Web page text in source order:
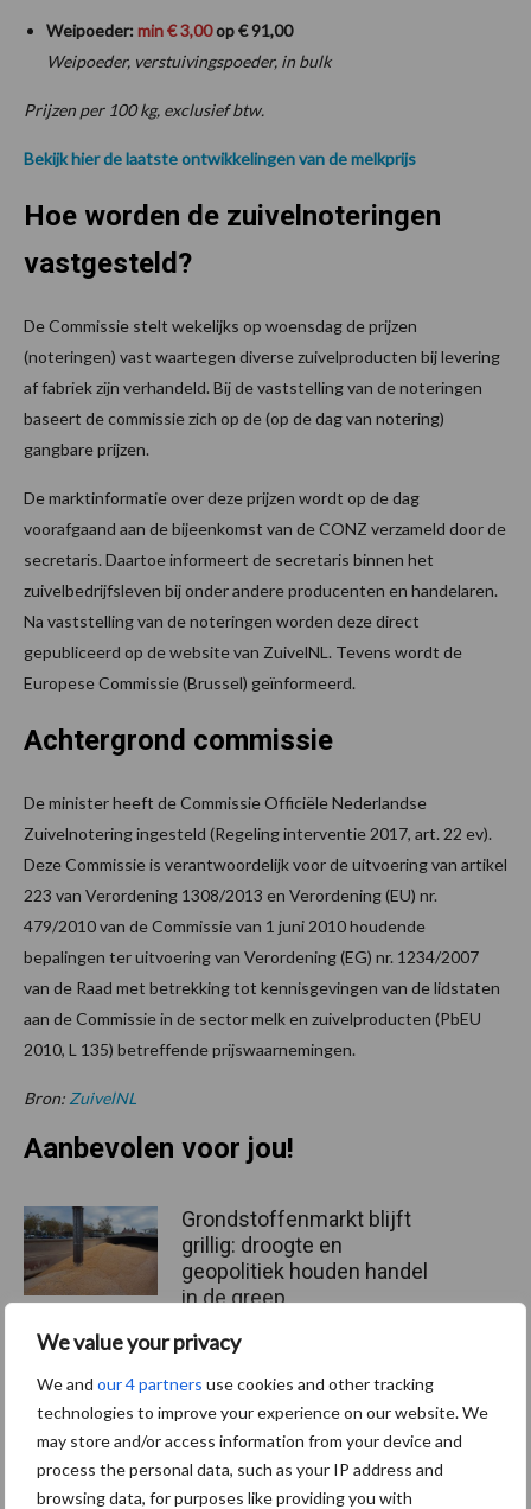
We value your privacy
We and our 4 partners use cookies and other tracking
technologies to improve your experience on our website. We
may store and/or access information from your device and
process the personal data, such as your IP address and
browsing data, for purposes like providing you with
Weipoeder: min € 3,00op € 91,00
Weipoeder, verstuivingspoeder, in bulk
Prijzen per 100 kg, exclusief btw.
Bekijk hier de laatste ontwikkelingen van de melkprijs
Hoe worden de zuivelnoteringen
vastgesteld?
De Commissie stelt wekelijks op woensdag de prijzen
(noteringen) vast waartegen diverse zuivelproducten bij levering
af fabriek zijn verhandeld. Bij de vaststelling van de noteringen
baseert de commissie zich op de (op de dag van notering)
gangbare prijzen.
De marktinformatie over deze prijzen wordt op de dag
voorafgaand aan de bijeenkomst van de CONZ verzameld door de
secretaris. Daartoe informeert de secretaris binnen het
zuivelbedrijfsleven bij onder andere producenten en handelaren.
Na vaststelling van de noteringen worden deze direct
gepubliceerd op de website van ZuivelNL. Tevens wordt de
Europese Commissie (Brussel) geïnformeerd.
Achtergrond commissie
De minister heeft de Commissie Officiële Nederlandse
Zuivelnotering ingesteld (Regeling interventie 2017, art. 22 ev).
Deze Commissie is verantwoordelijk voor de uitvoering van artikel
223 van Verordening 1308/2013 en Verordening (EU) nr.
479/2010 van de Commissie van 1 juni 2010 houdende
bepalingen ter uitvoering van Verordening (EG) nr. 1234/2007
van de Raad met betrekking tot kennisgevingen van de lidstaten
aan de Commissie in de sector melk en zuivelproducten (PbEU
2010, L 135) betreffende prijswaarnemingen.
Bron: ZuivelNL
Aanbevolen voor jou!
Grondstoffenmarkt blijft
grillig: droogte en
geopolitiek houden handel
in de greep
De speenhuid: een vaak
onderschatte risicofactor
voor mastitis